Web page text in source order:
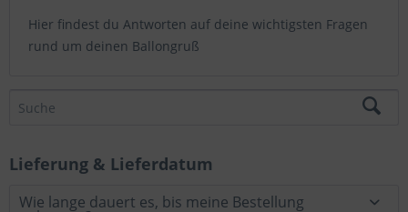
Hier findest du Antworten auf deine wichtigsten Fragen
rund um deinen Ballongruß
Lieferung & Lieferdatum
Wie lange dauert es, bis meine Bestellung